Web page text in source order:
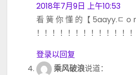
2018年7月9日 上午10:53
看 簧 你 懂 的【 5aayy.ㄷ o
！！！！！！！！！！！！
登录以回复
乘风破浪说道：